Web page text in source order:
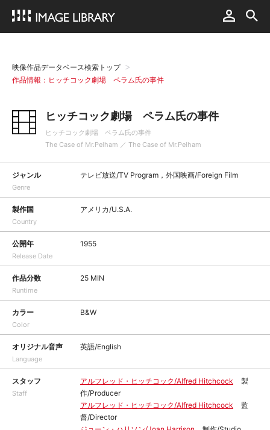
映像作品データベース検索トップ
作品情報：ヒッチコック劇場 ペラム氏の事件
ヒッチコック劇場 ペラム氏の事件
ヒッチコック劇場 ペラム氏の事件
The Case of Mr.Pelham ／ The Case of Mr.Pelham
ジャンル
Genre
テレビ放送/TV Program，外国映画/Foreign Film
製作国
Country
アメリカ/U.S.A.
公開年
Release Date
1955
作品分数
Runtime
25 MIN
カラー
Color
B&W
オリジナル音声
Language
英語/English
スタッフ
Staff
アルフレッド・ヒッチコック/Alfred Hitchcock
製
作/Producer
アルフレッド・ヒッチコック/Alfred Hitchcock
監
督/Director